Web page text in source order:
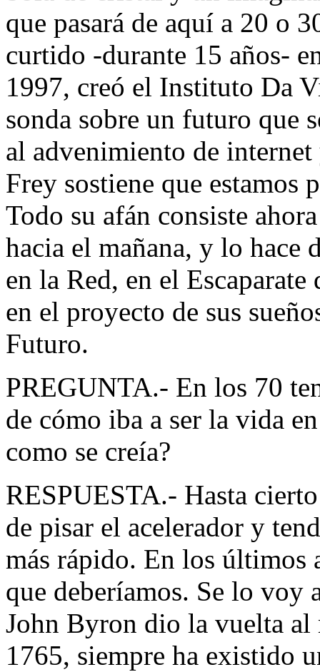
que pasará de aquí a 20 o
curtido -durante 15 años-
1997, creó el Instituto Da
sonda sobre un futuro que
al advenimiento de
Frey sostiene que estamos
Todo su afán consiste
hacia el mañana, y lo hace
en la Red, en el
en el proyecto de sus
Futuro.
PREGUNTA.- En los 70
de cómo iba a ser la vida
como se creía?
RESPUESTA.- Hasta
de pisar el acelerador y
más rápido. En los últimos
que deberíamos. Se lo voy
John Byron dio la vuelta al
1765, siempre ha existido